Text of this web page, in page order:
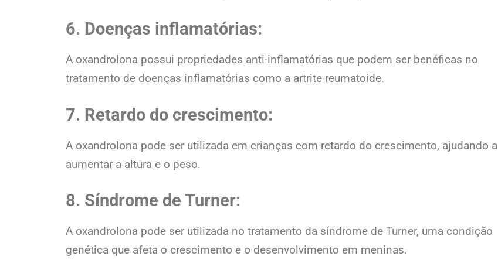
6. Doenças inflamatórias:
A oxandrolona possui propriedades anti-inflamatórias que podem ser benéficas no
tratamento de doenças inflamatórias como a artrite reumatoide.
7. Retardo do crescimento:
A oxandrolona pode ser utilizada em crianças com retardo do crescimento, ajudando a
aumentar a altura e o peso.
8. Síndrome de Turner:
A oxandrolona pode ser utilizada no tratamento da síndrome de Turner, uma condição
genética que afeta o crescimento e o desenvolvimento em meninas.